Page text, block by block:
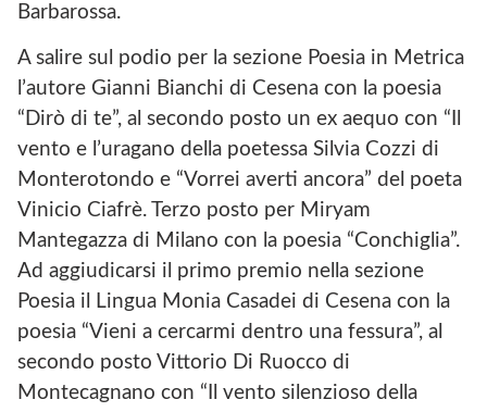
Barbarossa.
A salire sul podio per la sezione Poesia in Metrica
l’autore Gianni Bianchi di Cesena con la poesia
“Dirò di te”, al secondo posto un ex aequo con “Il
vento e l’uragano della poetessa Silvia Cozzi di
Monterotondo e “Vorrei averti ancora” del poeta
Vinicio Ciafrè. Terzo posto per Miryam
Mantegazza di Milano con la poesia “Conchiglia”.
Ad aggiudicarsi il primo premio nella sezione
Poesia il Lingua Monia Casadei di Cesena con la
poesia “Vieni a cercarmi dentro una fessura”, al
secondo posto Vittorio Di Ruocco di
Montecagnano con “Il vento silenzioso della